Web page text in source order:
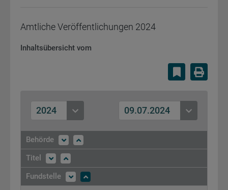
Amtliche Veröffentlichungen 2024
Inhaltsübersicht vom
2024 09.07.2024
Behörde
Titel
Fundstelle